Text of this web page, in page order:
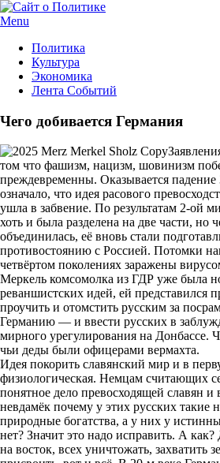
Menu
Политика
Культура
Экономика
Лента Событий
Чего добивается Германия
том что фашизм, нацизм, шовинизм
преждевременны. Оказывается падение
означало, что идея расового
ушла в забвение. По результатам 2-ой
хоть и была разделена на две части, но
объединилась, её вновь стали
противостоянию с Россией. Потомки
четвёртом поколениях заражены
Меркель комсомолка из ГДР уже была
реваншистских идей, ей представился
проучить и отомстить русским за
Германию — и ввести русских в
мирного урегулирования на Донбассе.
чьи деды были офицерами вермахта.
Идея покорить славянский мир и в
физиологическая. Немцам считающих
понятное дело превосходящей славян и
невдамёк почему у этих русских такие
природные богатства, а у них у
нет? Значит это надо исправить. А
на восток, всех уничтожать, захватить